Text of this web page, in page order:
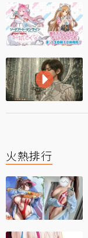
火熱排行